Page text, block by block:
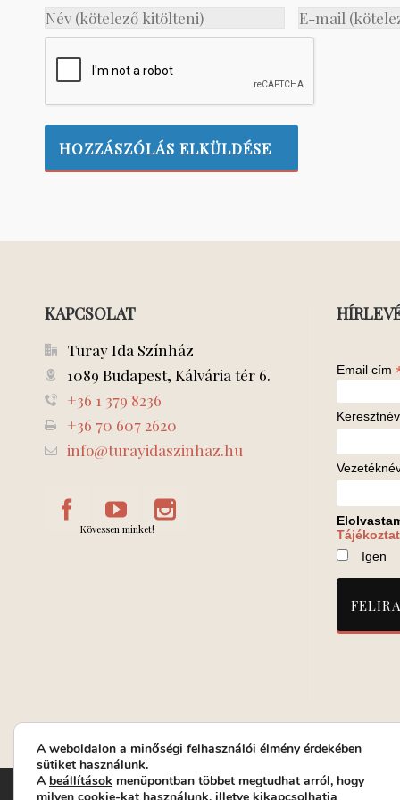
KAPCSOLAT
Turay Ida Színház
1089 Budapest, Kálvária tér 6.
+36 1 379 8236
+36 70 607 2620
info@turayidaszinhaz.hu
Kövessen minket!
Email cím
Keresztnév
Igen
Turay Ida Színház Közhasznú Nonprofit Kft. | Működési
A weboldalon a minőségi felhasználói élmény érdekében
sütiket használunk.
A beállítások menüpontban többet megtudhat arról, hogy